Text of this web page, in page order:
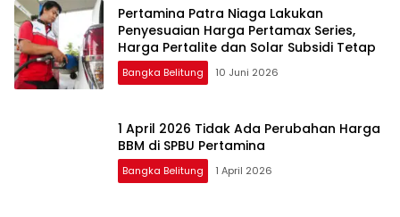
Pertamina Patra Niaga Lakukan
Penyesuaian Harga Pertamax Series,
Harga Pertalite dan Solar Subsidi Tetap
Bangka Belitung 10 Juni 2026
1 April 2026 Tidak Ada Perubahan Harga
BBM di SPBU Pertamina
Bangka Belitung 1 April 2026